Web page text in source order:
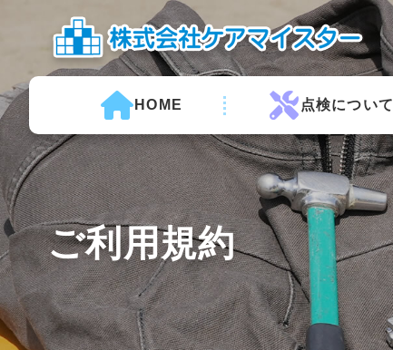
HOME 点検について
ご利用規約